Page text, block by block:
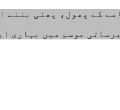
برساتی موسم میں بہاری